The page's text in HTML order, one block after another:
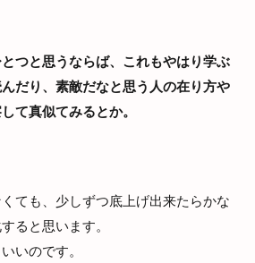
つと思うならば、これもやはり学ぶ
だり、素敵だなと思う人の在り方や
て真似てみるとか。
ても、少しずつ底上げ出来たらかな
ると思います。
いのです。